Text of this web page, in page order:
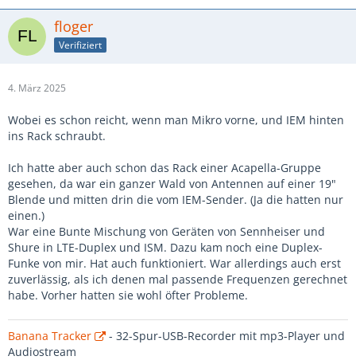
floger
Verifiziert
4. März 2025
Wobei es schon reicht, wenn man Mikro vorne, und IEM hinten
ins Rack schraubt.
Ich hatte aber auch schon das Rack einer Acapella-Gruppe
gesehen, da war ein ganzer Wald von Antennen auf einer 19"
Blende und mitten drin die vom IEM-Sender. (Ja die hatten nur
einen.)
War eine Bunte Mischung von Geräten von Sennheiser und
Shure in LTE-Duplex und ISM. Dazu kam noch eine Duplex-
Funke von mir. Hat auch funktioniert. War allerdings auch erst
zuverlässig, als ich denen mal passende Frequenzen gerechnet
habe. Vorher hatten sie wohl öfter Probleme.
Banana Tracker
- 32-Spur-USB-Recorder mit mp3-Player und
Audiostream